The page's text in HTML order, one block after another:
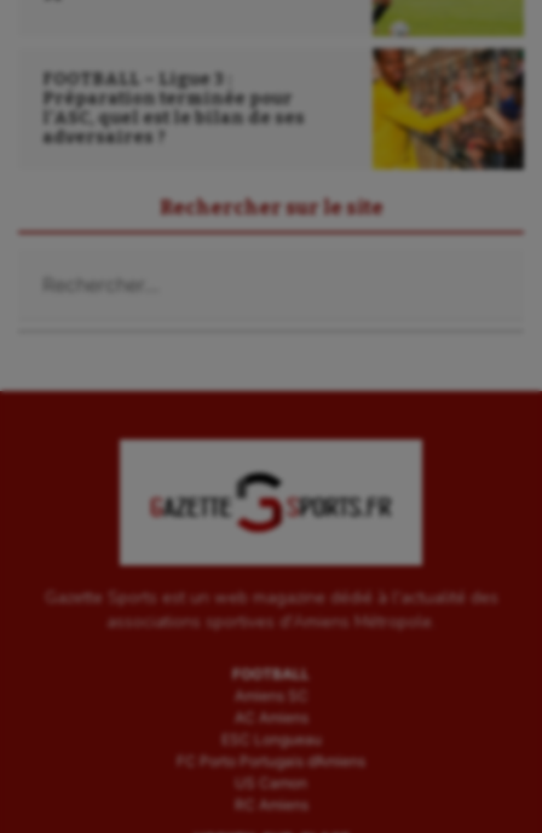
FOOTBALL – Ligue 3 :
Préparation terminée pour
l’ASC, quel est le bilan de ses
adversaires ?
Rechercher sur le site
Gazette Sports est un web magazine dédié à l'actualité des
associations sportives d'Amiens Métropole.
FOOTBALL
Amiens SC
AC Amiens
ESC Longueau
FC Porto Portugais d’Amiens
US Camon
RC Amiens